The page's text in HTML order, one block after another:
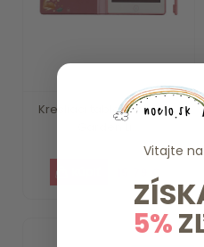
Kresliaci tablet Pink Fairy
Garden Li...
Vitajte na
5%